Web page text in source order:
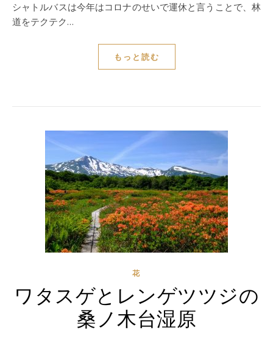
シャトルバスは今年はコロナのせいで運休と言うことで、林
道をテクテク…
もっと読む
花
ワタスゲとレンゲツツジの
桑ノ木台湿原